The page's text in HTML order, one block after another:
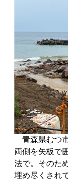
青森県むつ
両側を矢板で
法で。そのた
埋め尽くされ